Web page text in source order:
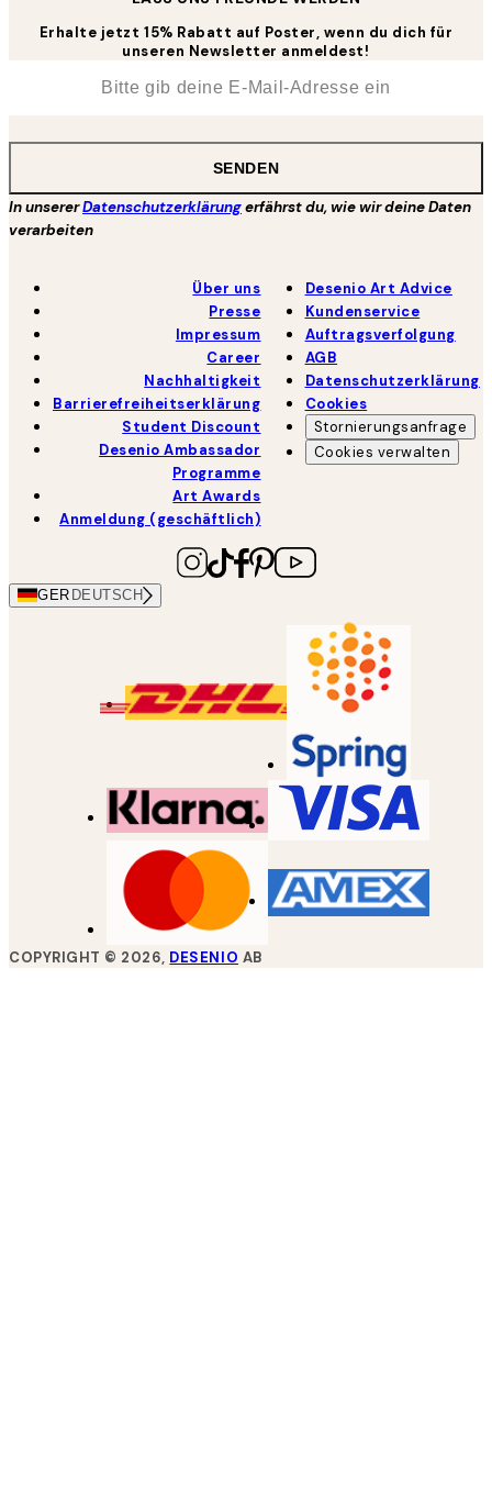
Erhalte jetzt 15% Rabatt auf Poster, wenn du dich für
unseren Newsletter anmeldest!
SENDEN
In unsererDatenschutzerklärungerfährst du, wie wir deine Daten
verarbeiten
Über uns
Presse
Impressum
Career
Nachhaltigkeit
Barrierefreiheitserklärung
Student Discount
Desenio Ambassador
Programme
Art Awards
Anmeldung (geschäftlich)
Desenio Art Advice
Kundenservice
Auftragsverfolgung
AGB
Datenschutzerklärung
Cookies
Stornierungsanfrage
Cookies verwalten
GER DEUTSCH
COPYRIGHT © 2026, DESENIO AB